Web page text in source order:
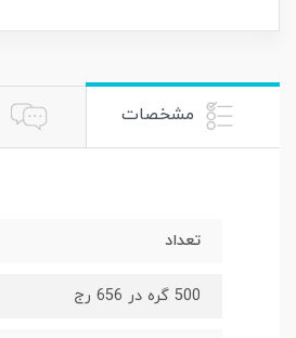
مشخصات
تعداد
500 گره در 656 رج